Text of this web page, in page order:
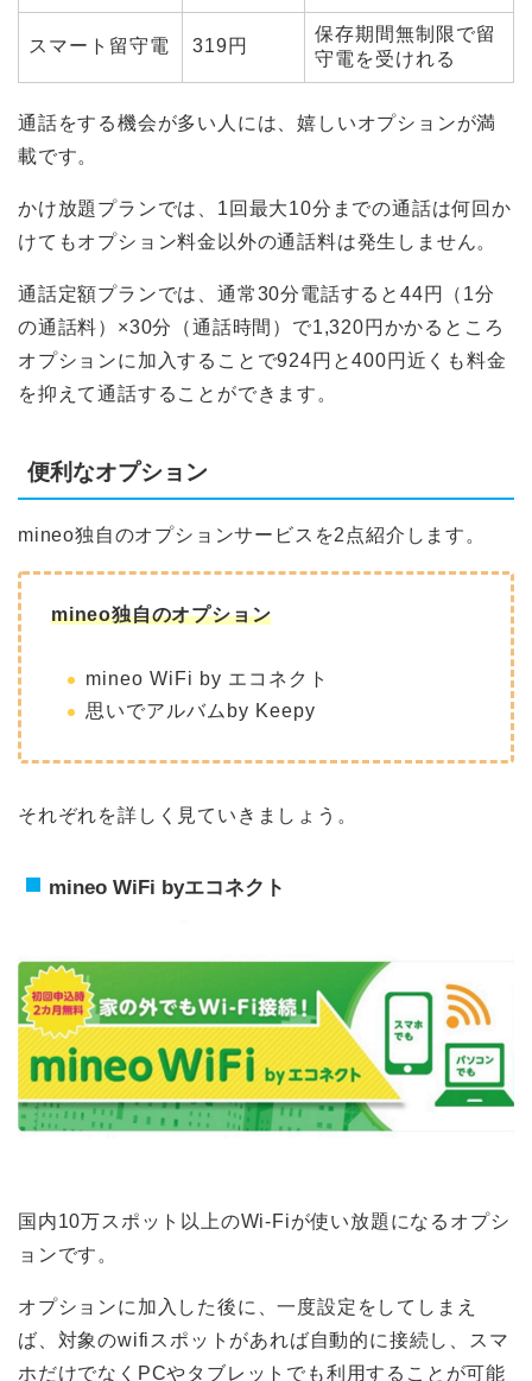
スマート留守電 319円
保存期間無制限で留
守電を受けれる
通話をする機会が多い人には、嬉しいオプションが満
載です。
かけ放題プランでは、1回最大10分までの通話は何回か
けてもオプション料金以外の通話料は発生しません。
通話定額プランでは、通常30分電話すると44円（1分
の通話料）×30分（通話時間）で1,320円かかるところ
オプションに加入することで924円と400円近くも料金
を抑えて通話することができます。
便利なオプション
mineo独自のオプションサービスを2点紹介します。
mineo独自のオプション
mineo WiFi by エコネクト
思いでアルバムby Keepy
それぞれを詳しく見ていきましょう。
mineo WiFi byエコネクト
国内10万スポット以上のWi-Fiが使い放題になるオプシ
ョンです。
オプションに加入した後に、一度設定をしてしまえ
ば、対象のwifiスポットがあれば自動的に接続し、スマ
ホだけでなくPCやタブレットでも利用することが可能